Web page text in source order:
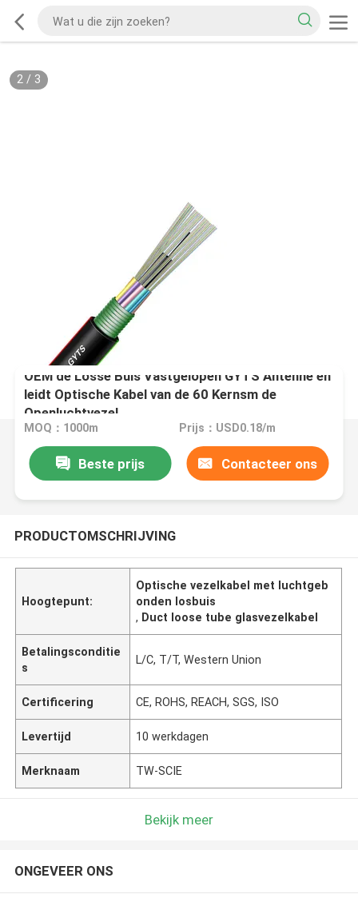
2/ 3
OEM de Losse Buis Vastgelopen GYTS Antenne en
leidt Optische Kabel van de 60 Kernsm de
Openluchtvezel
MOQ：1000m Prijs：USD0.18/m
Beste prijs Contacteer ons
PRODUCTOMSCHRIJVING
Hoogtepunt:
Optische vezelkabel met luchtgeb
onden losbuis
, Duct loose tube glasvezelkabel
Betalingsconditie
s
L/C, T/T, Western Union
Certificering CE, ROHS, REACH, SGS, ISO
Levertijd 10 werkdagen
Merknaam TW-SCIE
Bekijk meer
ONGEVEER ONS